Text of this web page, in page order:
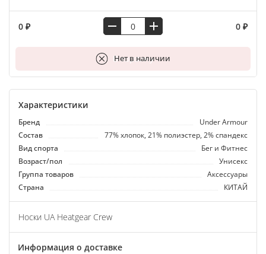
0 ₽ 0 ₽
Нет в наличии
В корзину
Характеристики
Бренд
Under Armour
Состав
77% хлопок, 21% полиэстер, 2% спандекс
Вид спорта
Бег и Фитнес
Возраст/пол
Унисекс
Группа товаров
Аксессуары
Страна
КИТАЙ
Носки UA Heatgear Crew
Информация о доставке